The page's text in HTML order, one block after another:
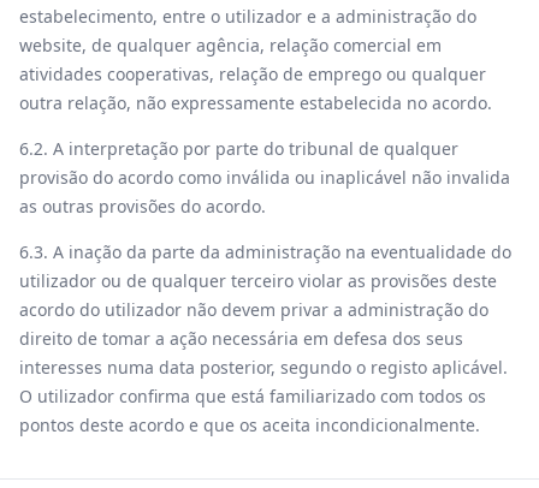
estabelecimento, entre o utilizador e a administração do
website, de qualquer agência, relação comercial em
atividades cooperativas, relação de emprego ou qualquer
outra relação, não expressamente estabelecida no acordo.
6.2. A interpretação por parte do tribunal de qualquer
provisão do acordo como inválida ou inaplicável não invalida
as outras provisões do acordo.
6.3. A inação da parte da administração na eventualidade do
utilizador ou de qualquer terceiro violar as provisões deste
acordo do utilizador não devem privar a administração do
direito de tomar a ação necessária em defesa dos seus
interesses numa data posterior, segundo o registo aplicável.
O utilizador confirma que está familiarizado com todos os
pontos deste acordo e que os aceita incondicionalmente.